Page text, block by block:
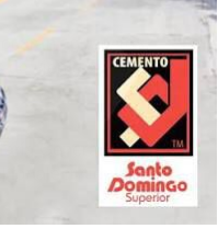
aguaceros,
de viento en varias
General del PRM
fortalecimiento